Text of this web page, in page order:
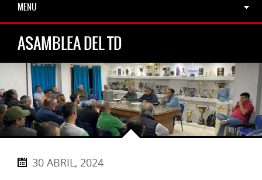
MENU
ASAMBLEA DEL TD
30 ABRIL, 2024